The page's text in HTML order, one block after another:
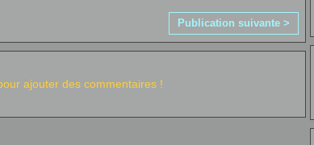
Publication suivante >
ajouter des commentaires !